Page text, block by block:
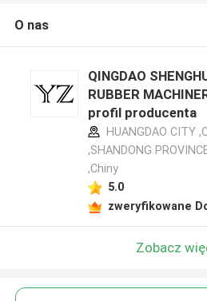
O nas
QINGDAO
RUBBER
profil producenta
HUANGDAO CITY
,SHANDONG
,Chiny
5.0
zweryfikowane
Zobacz